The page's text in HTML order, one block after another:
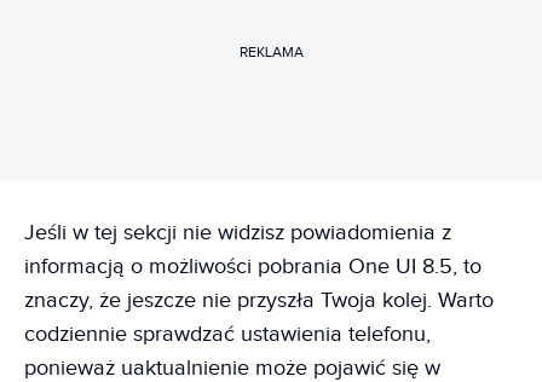
REKLAMA
Jeśli w tej sekcji nie widzisz powiadomienia z
informacją o możliwości pobrania One UI 8.5, to
znaczy, że jeszcze nie przyszła Twoja kolej. Warto
codziennie sprawdzać ustawienia telefonu,
ponieważ uaktualnienie może pojawić się w